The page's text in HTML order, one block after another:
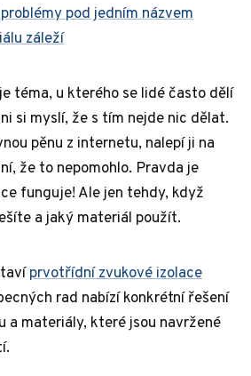
pod jedním názvem
záleží
téma, u kterého se lidé často dělí
si myslí, že s tím nejde nic dělat.
pěnu z internetu, nalepí ji na
že to nepomohlo. Pravda je
funguje! Ale jen tehdy, když
a jaký materiál použít.
prvotřídní zvukové izolace
rad nabízí konkrétní řešení
a materiály, které jsou navržené